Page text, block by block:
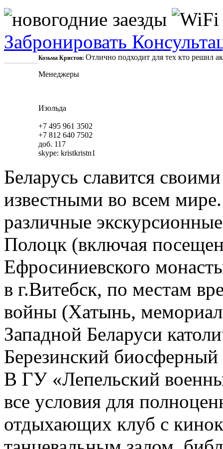
Забронировать
Козьма Кристов: Отлично подходит для тех кто решил
Менеджеры
Изольда
+7 495 961 3502
+7 812 640 7502
доб. 117
skype: kristkristn1
Беларусь славится
известными во всем
различные
Полоцк (включая
Ефросиниевского
в г.Витебск, по местам
войны (Хатынь,
Западной Беларуси
Березинский биосферный
В ГУ «Лепельский
все условия для
отдыхающих клуб с